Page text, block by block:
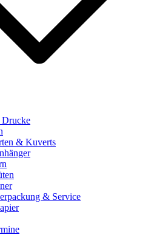
Drucke
& Kuverts
& Service